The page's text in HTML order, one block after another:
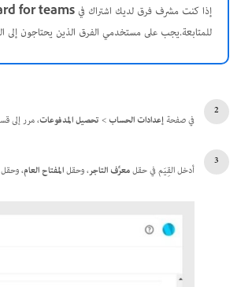
إذا كنت مشرف فرق لديك اشتراك فيfor teams
للمتابعة.يجب على مستخدمي الفرق الذين يحتاجون إلى
في صفحةإعدادات الحساب>تحصيل المدفوعات، مرر إلى
أدخل القِيَم في حقلمعرِّف التاجر، وحقلالمفتاح العام، وحقل